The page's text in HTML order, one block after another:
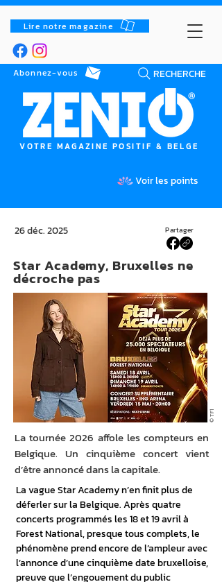
Lire notre magazine
RECHERCHE
Abonnez-vous
VOTRE MAGAZINE POSITIF & BELGE
Voir les points
Partager
26 déc. 2025
Star Academy, Bruxelles ne
décroche pas
© TF1
La vague Star Academy n’en finit plus de
déferler sur la Belgique. Après quatre
concerts programmés les 18 et 19 avril à
Forest National, presque tous complets, le
phénomène prend encore de l’ampleur avec
l’annonce d’une cinquième date bruxelloise,
preuve que l’engouement du public
La tournée 2026 affole les compteurs en
Belgique. Un cinquième concert vient
d’être annoncé dans la capitale.